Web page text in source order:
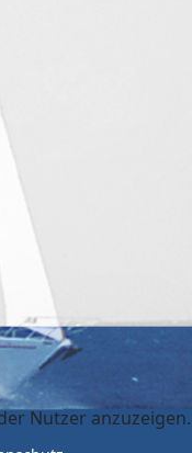
Nutzer anzuzeigen.